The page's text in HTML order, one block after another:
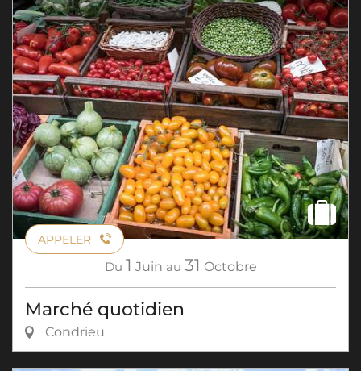
APPELER
Du 1 Juin au 31 Octobre
Marché quotidien
Condrieu